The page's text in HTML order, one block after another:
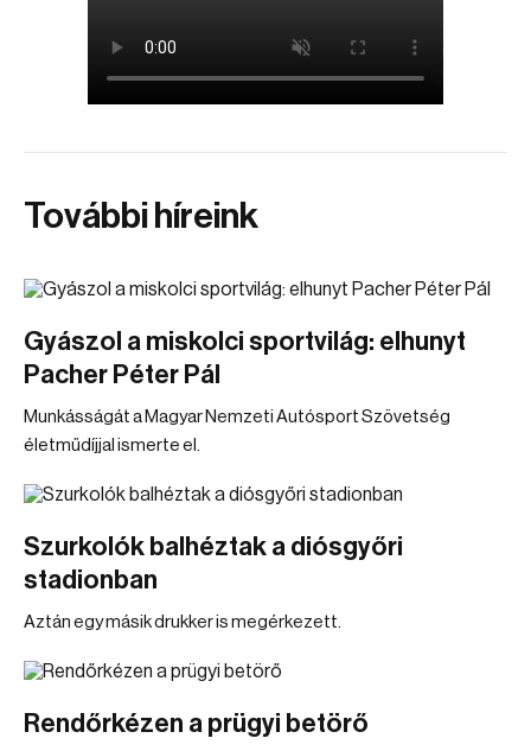
További híreink
Gyászol a miskolci sportvilág: elhunyt
Pacher Péter Pál
Munkásságát a Magyar Nemzeti Autósport Szövetség
életműdíjjal ismerte el.
Szurkolók balhéztak a diósgyőri
stadionban
Aztán egy másik drukker is megérkezett.
Rendőrkézen a prügyi betörő